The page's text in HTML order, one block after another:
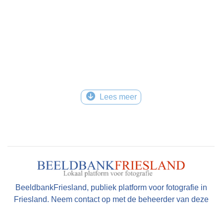
Lees meer
BeeldbankFriesland, publiek platform voor fotografie in
Friesland. Neem contact op met de beheerder van deze